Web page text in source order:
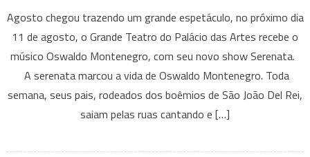
Montenegro
–
novo
show
“Serenata”
Agosto chegou trazendo um grande espetáculo, no próximo dia
11 de agosto, o Grande Teatro do Palácio das Artes recebe o
músico Oswaldo Montenegro, com seu novo show Serenata.
A serenata marcou a vida de Oswaldo Montenegro. Toda
semana, seus pais, rodeados dos boêmios de São João Del Rei,
saiam pelas ruas cantando e […]